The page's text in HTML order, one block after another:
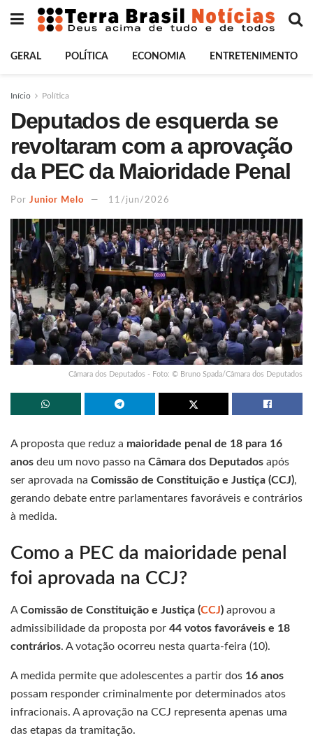
GERAL POLÍTICA ECONOMIA ENTRETENIMENTO
Início Política
Deputados de esquerda se
revoltaram com a aprovação
da PEC da Maioridade Penal
Por Junior Melo 11/jun/2026
Câmara dos Deputados - Foto: © Bruno Spada/Câmara dos Deputados
A proposta que reduz a maioridade penal de 18 para 16
anos deu um novo passo na Câmara dos Deputados após
ser aprovada na Comissão de Constituição e Justiça (CCJ),
gerando debate entre parlamentares favoráveis e contrários
à medida.
Como a PEC da maioridade penal
foi aprovada na CCJ?
AComissão de Constituição e Justiça (CCJ) aprovou a
admissibilidade da proposta por 44 votos favoráveis e 18
contrários. A votação ocorreu nesta quarta-feira (10).
A medida permite que adolescentes a partir dos 16 anos
possam responder criminalmente por determinados atos
infracionais. A aprovação na CCJ representa apenas uma
das etapas da tramitação.